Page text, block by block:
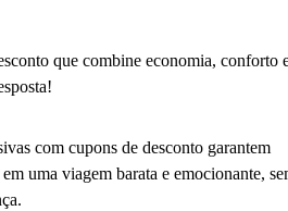
que combine economia, conforto
com cupons de desconto garantem
uma viagem barata e emocionante,